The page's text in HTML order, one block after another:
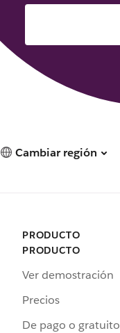
Cambiar región
PRODUCTO
PRODUCTO
Ver demostración
Precios
De pago o gratuito